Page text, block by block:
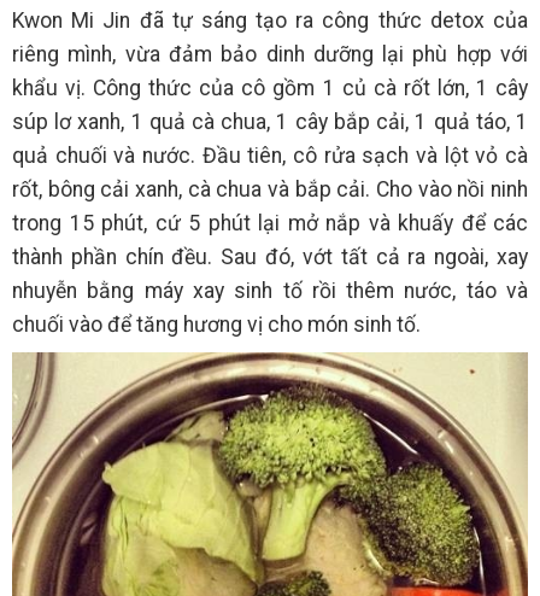
Kwon Mi Jin đã tự sáng tạo ra công thức detox của
riêng mình, vừa đảm bảo dinh dưỡng lại phù hợp với
khẩu vị. Công thức của cô gồm 1 củ cà rốt lớn, 1 cây
súp lơ xanh, 1 quả cà chua, 1 cây bắp cải, 1 quả táo, 1
quả chuối và nước. Đầu tiên, cô rửa sạch và lột vỏ cà
rốt, bông cải xanh, cà chua và bắp cải. Cho vào nồi ninh
trong 15 phút, cứ 5 phút lại mở nắp và khuấy để các
thành phần chín đều. Sau đó, vớt tất cả ra ngoài, xay
nhuyễn bằng máy xay sinh tố rồi thêm nước, táo và
chuối vào để tăng hương vị cho món sinh tố.